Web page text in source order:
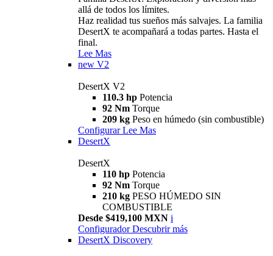
allá de todos los límites.
Haz realidad tus sueños más salvajes. La familia
DesertX te acompañará a todas partes. Hasta el
final.
Lee Mas
new V2
DesertX V2
110.3 hp Potencia
92 Nm Torque
209 kg Peso en húmedo (sin combustible)
Configurar Lee Mas
DesertX
DesertX
110 hp Potencia
92 Nm Torque
210 kg PESO HÚMEDO SIN
COMBUSTIBLE
Desde $419,100 MXN i
Configurador Descubrir más
DesertX Discovery